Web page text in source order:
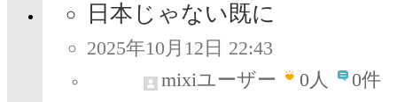
日本じゃない既に
2025年10月12日 22:43
mixiユーザー
0人 0件